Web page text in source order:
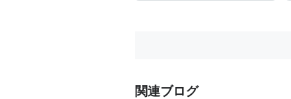
関連ブログ